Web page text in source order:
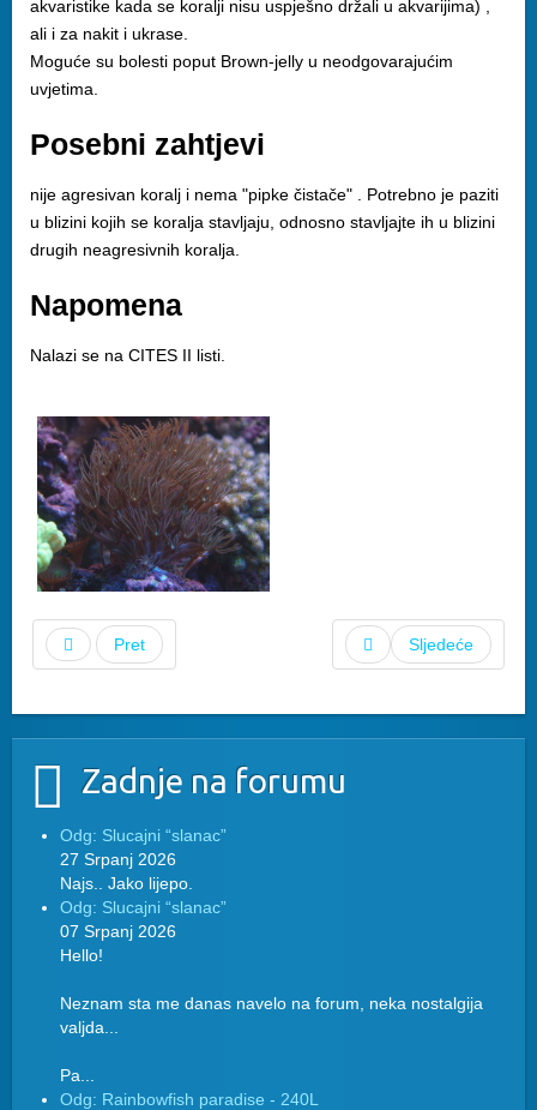
akvaristike kada se koralji nisu uspješno držali u akvarijima) ,
ali i za nakit i ukrase.
Moguće su bolesti poput Brown-jelly u neodgovarajućim
uvjetima.
Posebni zahtjevi
nije agresivan koralj i nema "pipke čistače" . Potrebno je paziti
u blizini kojih se koralja stavljaju, odnosno stavljajte ih u blizini
drugih neagresivnih koralja.
Napomena
Nalazi se na CITES II listi.
Pret Sljedeće
Zadnje na forumu
Odg: Slucajni “slanac”
27 Srpanj 2026
Najs.. Jako lijepo.
Odg: Slucajni “slanac”
07 Srpanj 2026
Hello!
Neznam sta me danas navelo na forum, neka nostalgija
valjda...
Pa...
Odg: Rainbowfish paradise - 240L